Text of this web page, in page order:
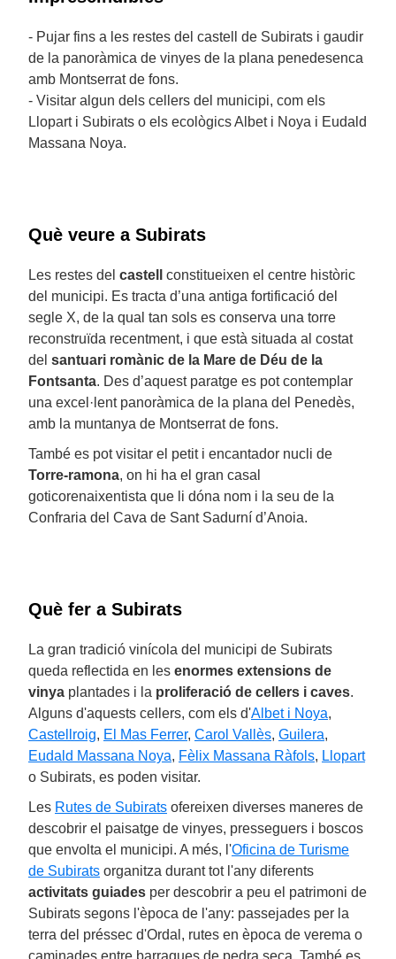
- Pujar fins a les restes del castell de Subirats i gaudir
de la panoràmica de vinyes de la plana penedesenca
amb Montserrat de fons.
- Visitar algun dels cellers del municipi, com els
Llopart i Subirats o els ecològics Albet i Noya i Eudald
Massana Noya.
Què veure a Subirats
Les restes del castell
constitueixen el centre històric
del municipi. Es tracta d’una antiga fortificació del
segle X, de la qual tan sols es conserva una torre
reconstruïda recentment, i que està situada al costat
del santuari romànic de la Mare de Déu de la
Fontsanta. Des d’aquest paratge es pot contemplar
una excel·lent panoràmica de la plana del Penedès,
amb la muntanya de Montserrat de fons.
També es pot visitar el petit i encantador nucli de
Torre-ramona, on hi ha el gran casal
goticorenaixentista que li dóna nom i la seu de la
Confraria del Cava de Sant Sadurní d’Anoia.
Què fer a Subirats
La gran tradició vinícola del municipi de Subirats
queda reflectida en les enormes extensions de
vinya plantades i la proliferació de cellers i caves.
Alguns d'aquests cellers, com els d'Albet i Noya,
Castellroig, El Mas Ferrer, Carol Vallès, Guilera,
Eudald Massana Noya, Fèlix Massana Ràfols, Llopart
o Subirats, es poden visitar.
Les Rutes de Subirats ofereixen diverses maneres de
descobrir el paisatge de vinyes, presseguers i boscos
que envolta el municipi. A més, l'Oficina de Turisme
de Subirats organitza durant tot l'any diferents
activitats guiades per descobrir a peu el patrimoni de
Subirats segons l'època de l'any: passejades per la
terra del préssec d'Ordal, rutes en època de verema o
caminades entre barraques de pedra seca. També es